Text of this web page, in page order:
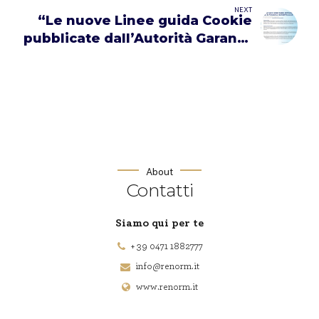
NEXT
“Le nuove Linee guida Cookie
pubblicate dall’Autorità Garante
About
Contatti
Siamo qui per te
+ 39 0471 1882777
info@renorm.it
www.renorm.it